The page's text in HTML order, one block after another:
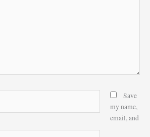
Save
my name,
email, and